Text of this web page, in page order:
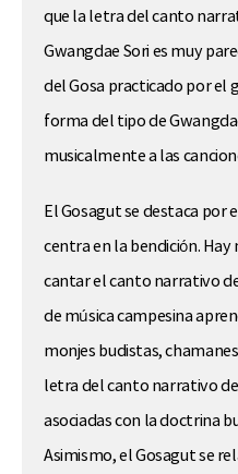
que la letra del canto
Gwangdae Sori es muy
del Gosa practicado por el
forma del tipo de
musicalmente a las
El Gosagut se destaca por
centra en la bendición. Hay
cantar el canto narrativo
de música campesina
monjes budistas,
letra del canto narrativo
asociadas con la doctrina
Asimismo, el Gosagut se